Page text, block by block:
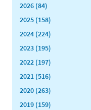
2026 (84)
2025 (158)
2024 (224)
2023 (195)
2022 (197)
2021 (516)
2020 (263)
2019 (159)